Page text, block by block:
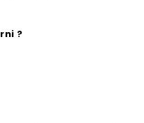
?